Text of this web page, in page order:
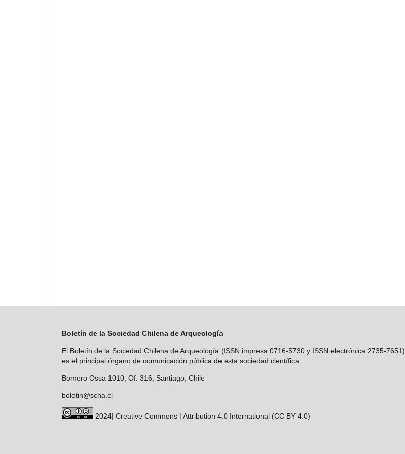
Boletín de la Sociedad Chilena de Arqueología
El Boletín de la Sociedad Chilena de Arqueología (ISSN impresa 0716-5730 y ISSN electrónica 2735-7651)
es el principal órgano de comunicación pública de esta sociedad científica.
Bomero Ossa 1010, Of. 316, Santiago, Chile
boletin@scha.cl
2024| Creative Commons | Attribution 4.0 International (CC BY 4.0)